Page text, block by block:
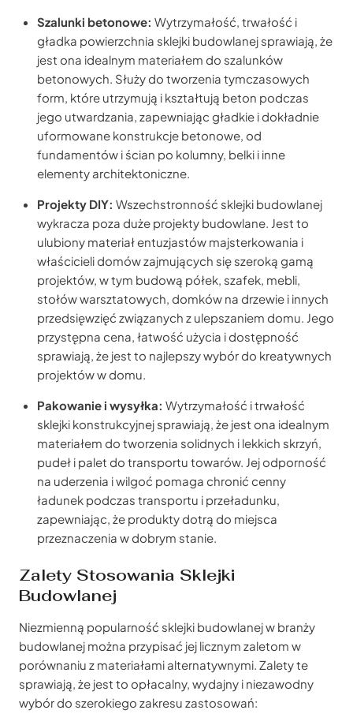
Szalunki betonowe: Wytrzymałość, trwałość i
gładka powierzchnia sklejki budowlanej sprawiają, że
jest ona idealnym materiałem do szalunków
betonowych. Służy do tworzenia tymczasowych
form, które utrzymują i kształtują beton podczas
jego utwardzania, zapewniając gładkie i dokładnie
uformowane konstrukcje betonowe, od
fundamentów i ścian po kolumny, belki i inne
elementy architektoniczne.
Projekty DIY: Wszechstronność sklejki budowlanej
wykracza poza duże projekty budowlane. Jest to
ulubiony materiał entuzjastów majsterkowania i
właścicieli domów zajmujących się szeroką gamą
projektów, w tym budową półek, szafek, mebli,
stołów warsztatowych, domków na drzewie i innych
przedsięwzięć związanych z ulepszaniem domu. Jego
przystępna cena, łatwość użycia i dostępność
sprawiają, że jest to najlepszy wybór do kreatywnych
projektów w domu.
Pakowanie i wysyłka: Wytrzymałość i trwałość
sklejki konstrukcyjnej sprawiają, że jest ona idealnym
materiałem do tworzenia solidnych i lekkich skrzyń,
pudeł i palet do transportu towarów. Jej odporność
na uderzenia i wilgoć pomaga chronić cenny
ładunek podczas transportu i przeładunku,
zapewniając, że produkty dotrą do miejsca
przeznaczenia w dobrym stanie.
Zalety Stosowania Sklejki
Budowlanej
Niezmienną popularność sklejki budowlanej w branży
budowlanej można przypisać jej licznym zaletom w
porównaniu z materiałami alternatywnymi. Zalety te
sprawiają, że jest to opłacalny, wydajny i niezawodny
wybór do szerokiego zakresu zastosowań: